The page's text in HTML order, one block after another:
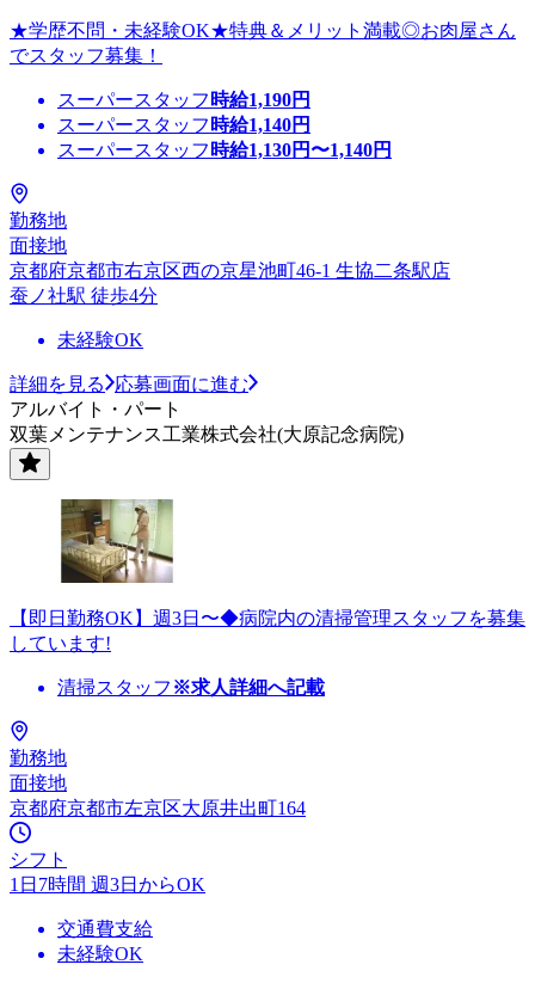
★学歴不問・未経験OK★特典＆メリット満載◎お肉屋さん
でスタッフ募集！
スーパースタッフ 時給1,190円
スーパースタッフ 時給1,140円
スーパースタッフ 時給1,130円〜1,140円
勤務地
面接地
京都府京都市右京区西の京星池町46-1 生協二条駅店
蚕ノ社駅 徒歩4分
未経験OK
詳細を見る
応募画面に進む
アルバイト・パート
双葉メンテナンス工業株式会社(大原記念病院)
【即日勤務OK】週3日〜◆病院内の清掃管理スタッフを募集
しています!
清掃スタッフ ※求人詳細へ記載
勤務地
面接地
京都府京都市左京区大原井出町164
シフト
1日7時間 週3日からOK
交通費支給
未経験OK